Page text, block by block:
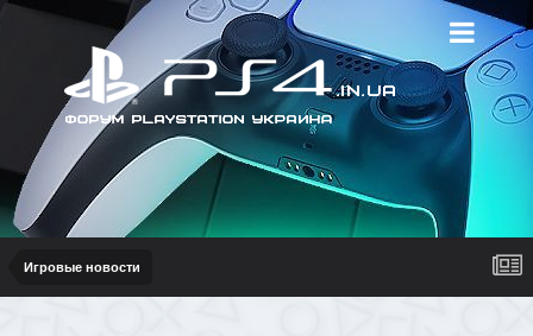
Игровые новости